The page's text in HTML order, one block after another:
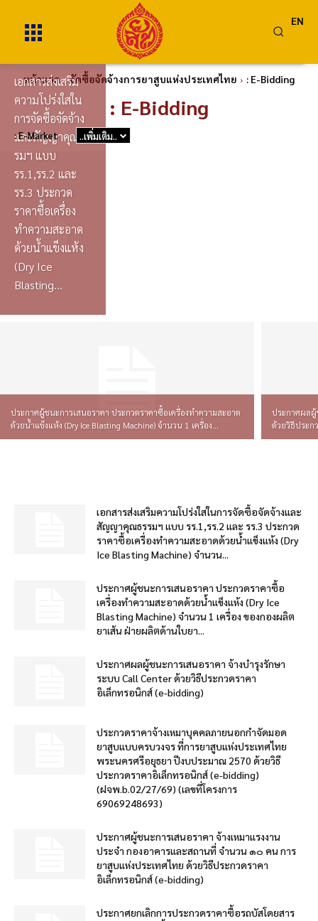
EN
หน้าแรก จัดซื้อจัดจ้างการยาสูบแห่งประเทศไทย : E-Bidding
: E-Bidding
: E-Market ..เพิ่มเติม..
เอกสารส่งเสริม
ความโปร่งใสใน
การจัดซื้อจัดจ้าง
และสัญญาคุณธร
รมฯ แบบ
รร.1,รร.2 และ
รร.3 ประกวด
ราคาซื้อเครื่อง
ทำความสะอาด
ด้วยน้ำแข็งแห้ง
(Dry Ice
Blasting...
ประกาศผู้ชนะการเสนอราคา ประกวดราคาซื้อเครื่องทำความสะอาด
ด้วยน้ำแข็งแห้ง (Dry Ice Blasting Machine) จำนวน 1 เครื่อง...
ประกาศผลผู้
ด้วยวิธีประก
เอกสารส่งเสริมความโปร่งใสในการจัดซื้อจัดจ้างและ
สัญญาคุณธรรมฯ แบบ รร.1,รร.2 และ รร.3 ประกวด
ราคาซื้อเครื่องทำความสะอาดด้วยน้ำแข็งแห้ง (Dry
Ice Blasting Machine) จำนวน...
ประกาศผู้ชนะการเสนอราคา ประกวดราคาซื้อ
เครื่องทำความสะอาดด้วยน้ำแข็งแห้ง (Dry Ice
Blasting Machine) จำนวน 1 เครื่อง ของกองผลิต
ยาเส้น ฝ่ายผลิตด้านใบยา...
ประกาศผลผู้ชนะการเสนอราคา จ้างบำรุงรักษา
ระบบ Call Center ด้วยวิธีประกวดราคา
อิเล็กทรอนิกส์ (e-bidding)
ประกวดราคาจ้างเหมาบุคคลภายนอกกำจัดมอด
ยาสูบแบบครบวงจร ที่การยาสูบแห่งประเทศไทย
พระนครศรีอยุธยา ปีงบประมาณ 2570 ด้วยวิธี
ประกวดราคาอิเล็กทรอนิกส์ (e-bidding)
(ฝจพ.b.02/27/69) (เลขที่โครงการ
69069248693)
ประกาศผู้ชนะการเสนอราคา จ้างเหมาแรงงาน
ประจำ กองอาคารและสถานที่ จำนวน ๑๐ คน การ
ยาสูบแห่งประเทศไทย ด้วยวิธีประกวดราคา
อิเล็กทรอนิกส์ (e-bidding)
ประกาศยกเลิกการประกวดราคาซื้อรถบัสโดยสาร